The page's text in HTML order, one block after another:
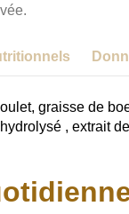
graisse de
, extrait